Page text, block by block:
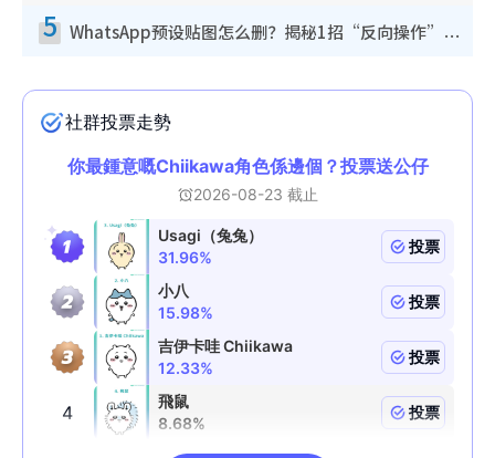
5 WhatsApp预设贴图怎么删？揭秘1招“反向操作”还原简洁界面 附3步实测教程